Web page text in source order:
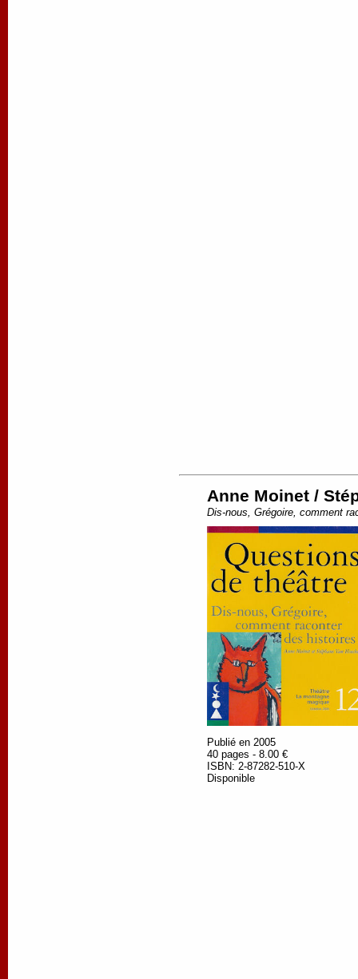
Anne Moinet /
Dis-nous, Grégoire, comment
Publié en 2005
40 pages - 8.00 €
ISBN: 2-87282-510-X
Disponible